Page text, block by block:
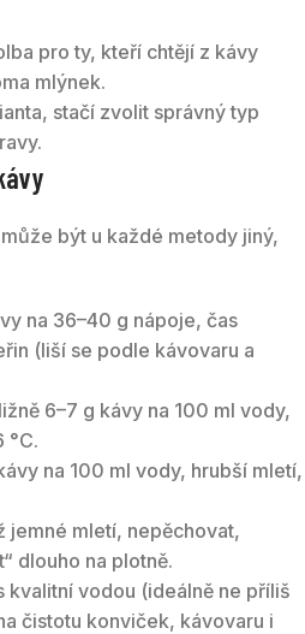
pro ty, kteří chtějí z kávy
mlýnek.
stačí zvolit správný typ
být u každé metody jiný,
na 36–40 g nápoje, čas
(liší se podle kávovaru a
6–7 g kávy na 100 ml vody,
°C.
na 100 ml vody, hrubší mletí,
jemné mletí, nepěchovat,
dlouho na plotně.
kvalitní vodou (ideálně ne příliš
čistotu konviček, kávovaru i